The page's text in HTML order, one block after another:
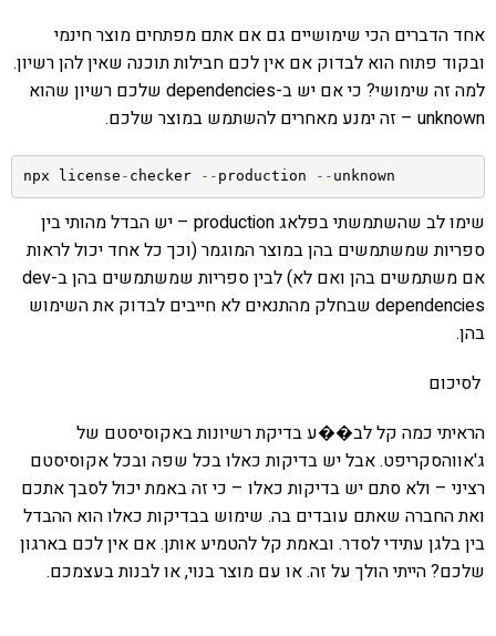
אחד הדברים הכי שימושיים גם אם אתם מפתחים מוצר חינמי
ובקוד פתוח הוא לבדוק אם אין לכם חבילות תוכנה שאין להן רשיון.
למה זה שימושי? כי אם יש ב-dependencies שלכם רשיון שהוא
unknown – זה ימנע מאחרים להשתמש במוצר שלכם.
npx license - checker -- production -- unknown
שימו לב שהשתמשתי בפלאג production – יש הבדל מהותי בין
ספריות שמשתמשים בהן במוצר המוגמר (וכך כל אחד יכול לראות
אם משתמשים בהן ואם לא) לבין ספריות שמשתמשים בהן ב-dev
dependencies שבחלק מהתנאים לא חייבים לבדוק את השימוש
בהן.
לסיכום
הראיתי כמה קל לב��ע בדיקת רשיונות באקוסיסטם של
ג'אווהסקריפט. אבל יש בדיקות כאלו בכל שפה ובכל אקוסיסטם
רציני – ולא סתם יש בדיקות כאלו – כי זה באמת יכול לסבך אתכם
ואת החברה שאתם עובדים בה. שימוש בבדיקות כאלו הוא ההבדל
בין בלגן עתידי לסדר. ובאמת קל להטמיע אותן. אם אין לכם בארגון
שלכם? הייתי הולך על זה. או עם מוצר בנוי, או לבנות בעצמכם.